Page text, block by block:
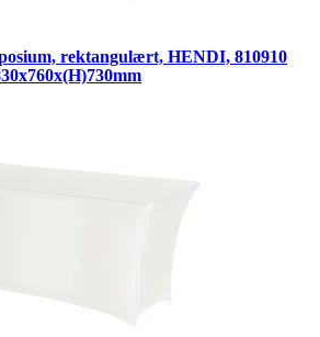
rektangulært, HENDI, 810910